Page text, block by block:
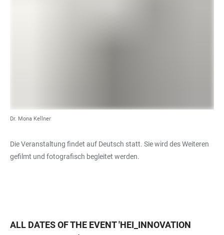
Dr. Mona Kellner
Die Veranstaltung findet auf Deutsch statt. Sie wird des Weiteren
gefilmt und fotografisch begleitet werden.
ALL DATES OF THE EVENT'HEI_INNOVATION